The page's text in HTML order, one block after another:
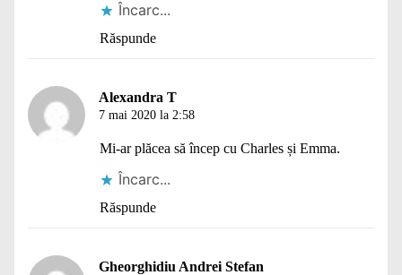
Încarc...
Răspunde
Alexandra T
7 mai 2020 la 2:58
Mi-ar plăcea să încep cu Charles și Emma.
Încarc...
Răspunde
Gheorghidiu Andrei Stefan